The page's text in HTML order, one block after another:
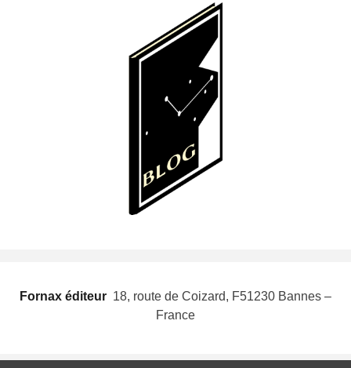
Fornax éditeur  18, route de Coizard, F51230 Bannes –
France